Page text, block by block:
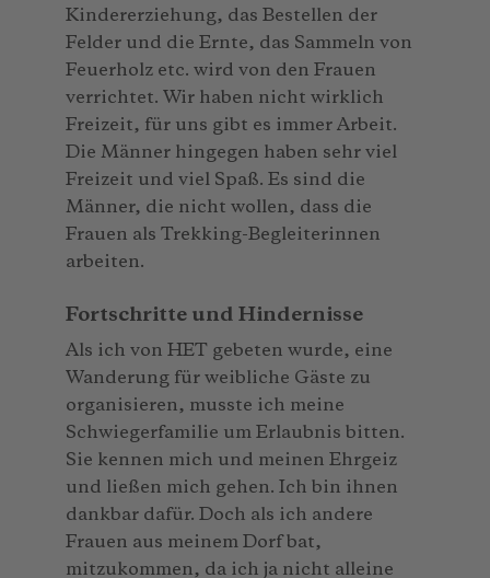
Kindererziehung, das Bestellen der
Felder und die Ernte, das Sammeln von
Feuerholz etc. wird von den Frauen
verrichtet. Wir haben nicht wirklich
Freizeit, für uns gibt es immer Arbeit.
Die Männer hingegen haben sehr viel
Freizeit und viel Spaß. Es sind die
Männer, die nicht wollen, dass die
Frauen als Trekking-Begleiterinnen
arbeiten.
Fortschritte und Hindernisse
Als ich von HET gebeten wurde, eine
Wanderung für weibliche Gäste zu
organisieren, musste ich meine
Schwiegerfamilie um Erlaubnis bitten.
Sie kennen mich und meinen Ehrgeiz
und ließen mich gehen. Ich bin ihnen
dankbar dafür. Doch als ich andere
Frauen aus meinem Dorf bat,
mitzukommen, da ich ja nicht alleine